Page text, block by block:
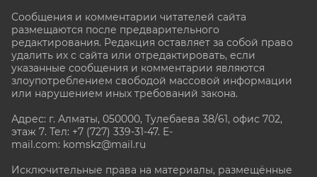
Сообщения и комментарии читателей сайта
размещаются после предварительного
редактирования. Редакция оставляет за собой право
удалить их с сайта или отредактировать, если
указанные сообщения и комментарии являются
злоупотреблением свободой массовой информации
или нарушением иных требований закона.
Адрес: г. Алматы, 050000, Тулебаева 38/61, офис 702,
этаж 7. Тел: +7 (727) 339-31-47. E-
mail.com: komskz@mail.ru
Исключительные права на материалы, размещённые